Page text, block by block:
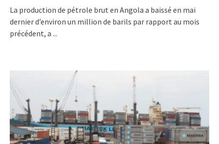
La production de pétrole brut en Angola a baissé en mai
dernier d’environ un million de barils par rapport au mois
précédent, a ...